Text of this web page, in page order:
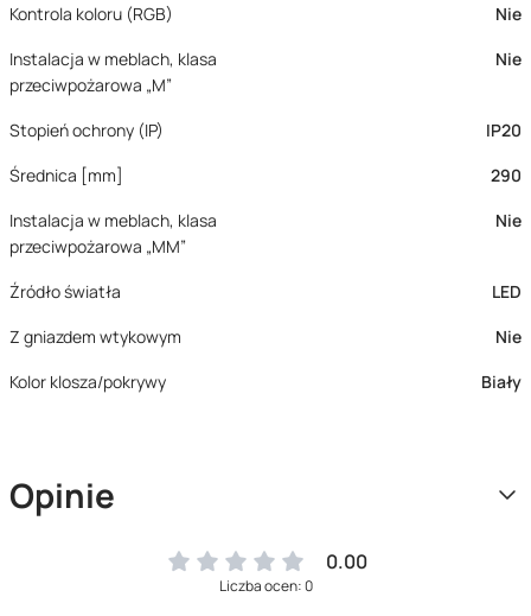
Kontrola koloru (RGB)
Nie
Instalacja w meblach, klasa
przeciwpożarowa „M”
Nie
Stopień ochrony (IP)
IP20
Średnica [mm]
290
Instalacja w meblach, klasa
przeciwpożarowa „MM”
Nie
Źródło światła
LED
Z gniazdem wtykowym
Nie
Kolor klosza/pokrywy
Biały
Opinie
0.00
Liczba ocen: 0